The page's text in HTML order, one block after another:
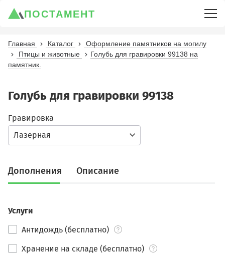
ПОСТАМЕНТ
Главная Каталог
Оформление памятников на могилу
Птицы и животные
Голубь для гравировки 99138 на
памятник.
Голубь для гравировки 99138
Лазерная
Гравировка
Дополнения Описание
Услуги
Антидождь (бесплатно)
Хранение на складе (бесплатно)